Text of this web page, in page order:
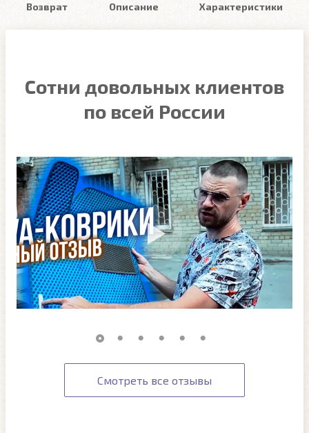
Возврат
Описание Характеристики
Сотни довольных клиентов
по всей России
Смотреть все отзывы